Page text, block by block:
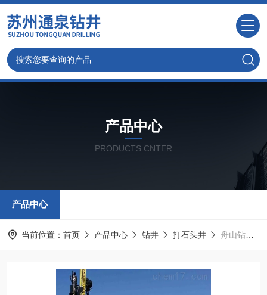
产品中心
PRODUCTS CNTER
产品中心
当前位置： 首页 产品中心 钻井 打石头井 舟山钻井- 舟山大型机械打井及行业设备